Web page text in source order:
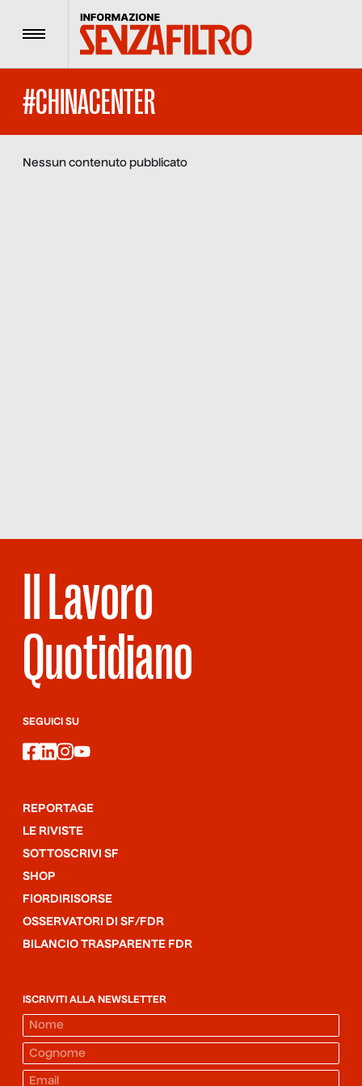
Menu
#CHINACENTER
Nessun contenuto pubblicato
Il Lavoro
Quotidiano
SEGUICI SU
facebook
linkedin
instagram
youtube
REPORTAGE
LE RIVISTE
SOTTOSCRIVI SF
SHOP
FIORDIRISORSE
OSSERVATORI DI SF/FDR
BILANCIO TRASPARENTE FDR
ISCRIVITI ALLA NEWSLETTER